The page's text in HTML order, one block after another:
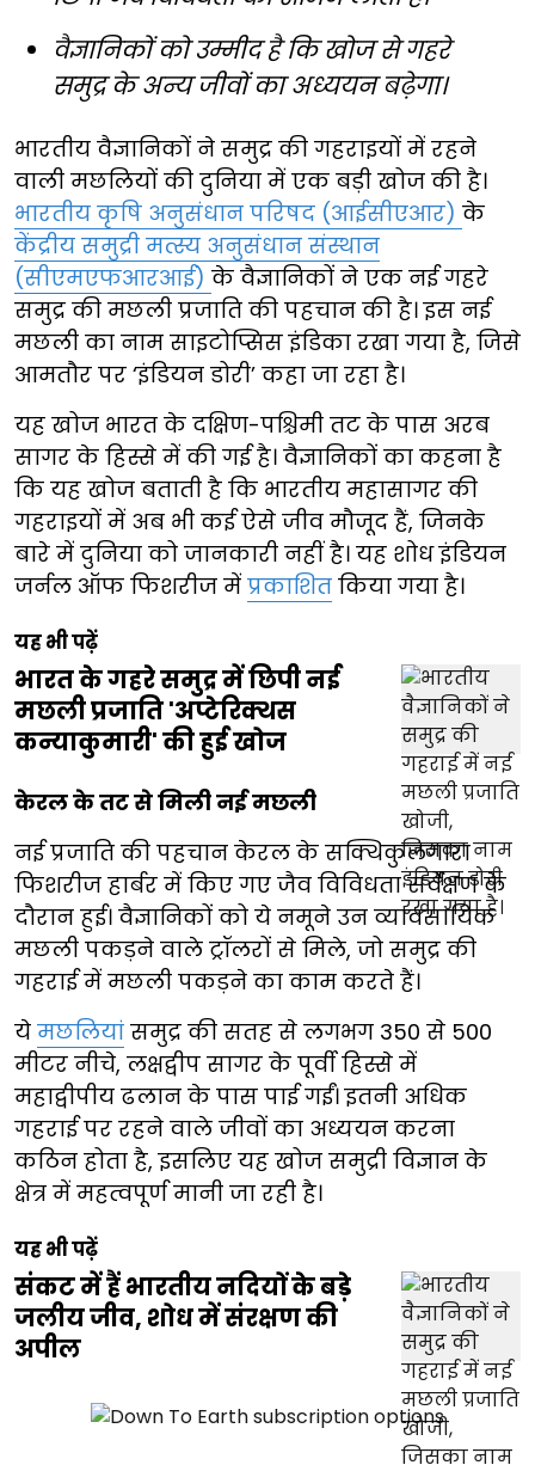
वैज्ञानिकों को उम्मीद है कि खोज से गहरे
समुद्र के अन्य जीवों का अध्ययन बढ़ेगा।
भारतीय वैज्ञानिकों ने समुद्र की गहराइयों में रहने
वाली मछलियों की दुनिया में एक बड़ी खोज की है।
भारतीय कृषि अनुसंधान परिषद (आईसीएआर) के
केंद्रीय समुद्री मत्स्य अनुसंधान संस्थान
(सीएमएफआरआई) के वैज्ञानिकों ने एक नई गहरे
समुद्र की मछली प्रजाति की पहचान की है। इस नई
मछली का नाम साइटोप्सिस इंडिका रखा गया है, जिसे
आमतौर पर ‘इंडियन डोरी’ कहा जा रहा है।
यह खोज भारत के दक्षिण-पश्चिमी तट के पास अरब
सागर के हिस्से में की गई है। वैज्ञानिकों का कहना है
कि यह खोज बताती है कि भारतीय महासागर की
गहराइयों में अब भी कई ऐसे जीव मौजूद हैं, जिनके
बारे में दुनिया को जानकारी नहीं है। यह शोध इंडियन
जर्नल ऑफ फिशरीज में प्रकाशित किया गया है।
यह भी पढ़ें
भारत के गहरे समुद्र में छिपी नई
मछली प्रजाति 'अप्टेरिक्थस
कन्याकुमारी' की हुई खोज
केरल के तट से मिली नई मछली
नई प्रजाति की पहचान केरल के सक्थिकुलंगारा
फिशरीज हार्बर में किए गए जैव विविधता सर्वेक्षण के
दौरान हुई। वैज्ञानिकों को ये नमूने उन व्यावसायिक
मछली पकड़ने वाले ट्रॉलरों से मिले, जो समुद्र की
गहराई में मछली पकड़ने का काम करते हैं।
ये मछलियां समुद्र की सतह से लगभग 350 से 500
मीटर नीचे, लक्षद्वीप सागर के पूर्वी हिस्से में
महाद्वीपीय ढलान के पास पाई गईं। इतनी अधिक
गहराई पर रहने वाले जीवों का अध्ययन करना
कठिन होता है, इसलिए यह खोज समुद्री विज्ञान के
क्षेत्र में महत्वपूर्ण मानी जा रही है।
यह भी पढ़ें
संकट में हैं भारतीय नदियों के बड़े
जलीय जीव, शोध में संरक्षण की
अपील